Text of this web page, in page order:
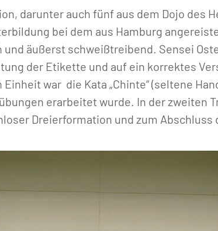
darunter auch fünf aus dem Dojo des
bei dem aus Hamburg
äußerst schweißtreibend. Sensei
der Etikette und auf ein korrektes
war die Kata „Chinte“ (seltene
erarbeitet wurde. In der zweiten
Dreierformation und zum Abschluss